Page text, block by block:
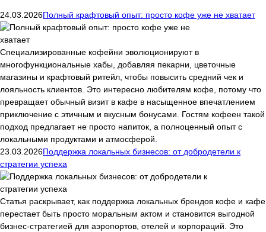
24.03.2026Полный крафтовый опыт: просто кофе уже не хватает
Специализированные кофейни эволюционируют в
многофункциональные хабы, добавляя пекарни, цветочные
магазины и крафтовый ритейл, чтобы повысить средний чек и
лояльность клиентов. Это интересно любителям кофе, потому что
превращает обычный визит в кафе в насыщенное впечатлением
приключение с этичным и вкусным бонусами. Гостям кофеен такой
подход предлагает не просто напиток, а полноценный опыт с
локальными продуктами и атмосферой.
23.03.2026Поддержка локальных бизнесов: от добродетели к
стратегии успеха
Статья раскрывает, как поддержка локальных брендов кофе и кафе
перестает быть просто моральным актом и становится выгодной
бизнес-стратегией для аэропортов, отелей и корпораций. Это